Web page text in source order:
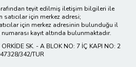
teyit edilmiş iletişim bilgileri ile
için merkez adresi;
için merkez adresinin bulunduğu il
kayıt altında bulunmaktadır.
SK. - A BLOK NO: 7 İÇ KAPI NO: 2
342/TUR